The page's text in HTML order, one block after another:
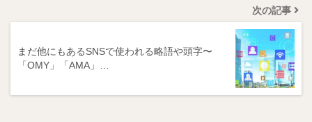
次の記事
まだ他にもあるSNSで使われる略語や頭字〜
「OMY」「AMA」…